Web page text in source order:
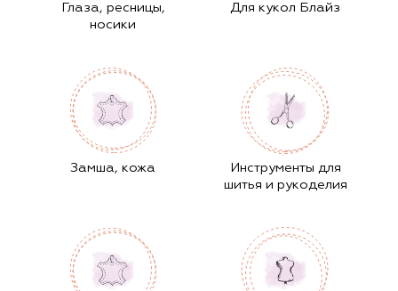
Глаза, ресницы,
носики
Для кукол Блайз
Замша, кожа
Инструменты для
шитья и рукоделия